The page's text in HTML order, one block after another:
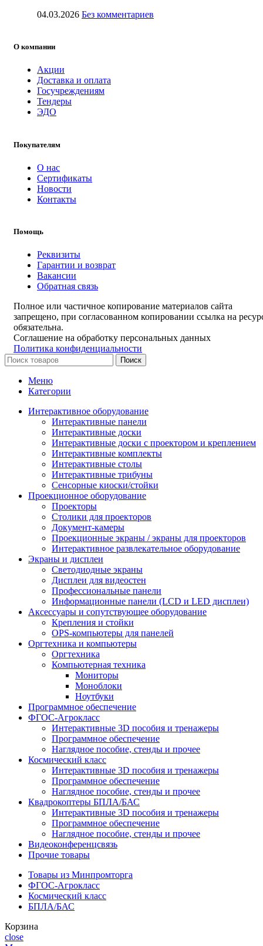
04.03.2026 Без комментариев
О компании
Акции
Доставка и оплата
Госучреждениям
Тендеры
ЭДО
Покупателям
О нас
Сертификаты
Новости
Контакты
Помощь
Реквизиты
Гарантии и возврат
Вакансии
Обратная связь
Полное или частичное копирование материалов сайта
запрещено, при согласованном копировании ссылка на
обязательна.
Соглашение на обработку персональных данных
Политика конфиденциальности
Поиск
Меню
Категории
Интерактивное оборудование
Интерактивные панели
Интерактивные доски
Интерактивные доски с проектором и креплением
Интерактивные комплекты
Интерактивные столы
Интерактивные трибуны
Сенсорные киоски/стойки
Проекционное оборудование
Проекторы
Столики для проекторов
Документ-камеры
Проекционные экраны / экраны для проекторов
Интерактивное развлекательное оборудование
Экраны и дисплеи
Светодиодные экраны
Дисплеи для видеостен
Профессиональные панели
Информационные панели (LCD и LED дисплеи)
Аксессуары и сопутствующее оборудование
Крепления и стойки
OPS-компьютеры для панелей
Оргтехника и компьютеры
Оргтехника
Компьютерная техника
Мониторы
Моноблоки
Ноутбуки
Программное обеспечение
ФГОС-Агрокласс
Интерактивные 3D пособия и тренажеры
Программное обеспечение
Наглядное пособие, стенды и прочее
Космический класс
Интерактивные 3D пособия и тренажеры
Программное обеспечение
Наглядное пособие, стенды и прочее
Квадрокоптеры БПЛА/БАС
Интерактивные 3D пособия и тренажеры
Программное обеспечение
Наглядное пособие, стенды и прочее
Видеоконференцсвязь
Прочие товары
Товары из Минпромторга
ФГОС-Агрокласс
Космический класс
БПЛА/БАС
Корзина
close